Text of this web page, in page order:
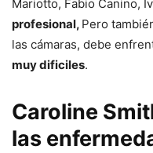
Mariotto, Fabio Canino,
profesional, Pero
las cámaras, debe
muy dificiles.
Caroline
las